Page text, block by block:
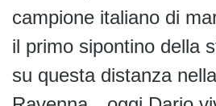
campione italiano di
il primo sipontino della
su questa distanza